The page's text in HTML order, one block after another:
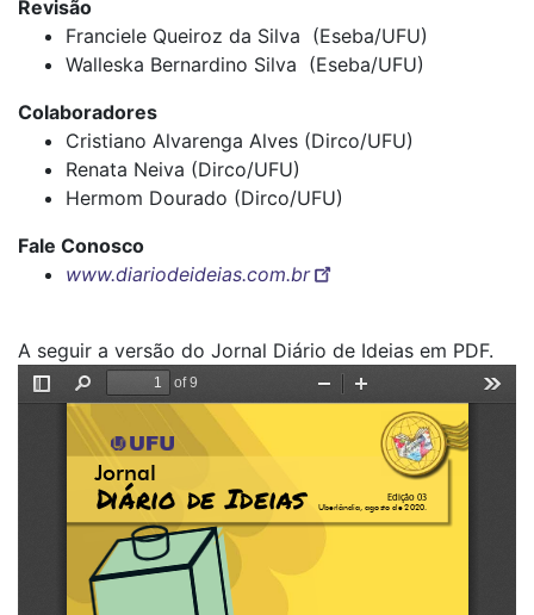
Revisão
Franciele Queiroz da Silva (Eseba/UFU)
Walleska Bernardino Silva (Eseba/UFU)
Colaboradores
Cristiano Alvarenga Alves (Dirco/UFU)
Renata Neiva (Dirco/UFU)
Hermom Dourado (Dirco/UFU)
Fale Conosco
www.diariodeideias.com.br
A seguir a versão do Jornal Diário de Ideias em PDF.